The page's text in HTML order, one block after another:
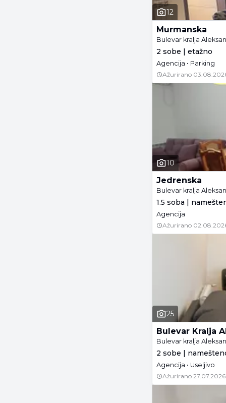
12
Murmanska
Bulevar kralja
2 sobe | etažno
Agencija • Parking
Ažurirano
10
Jedrenska
Bulevar kralja
1.5 soba |
Agencija
Ažurirano
25
Bulevar Kralja
Bulevar kralja
2 sobe |
Agencija • Useljivo
Ažurirano